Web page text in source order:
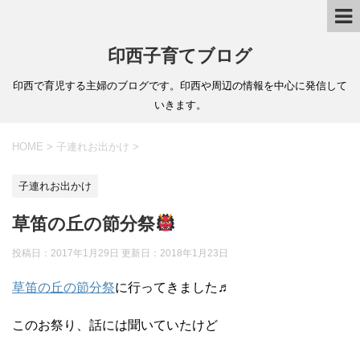
印西子育てブログ
印西で育児する主婦のブログです。印西や周辺の情報を中心に発信して
いきます。
HOME > 子連れお出かけ >
子連れお出かけ
草笛の丘の節分祭
投稿日：2017年1月29日 更新日： 2018年1月23日
草笛の丘の節分祭に行ってきました♬
このお祭り、話には聞いていたけど